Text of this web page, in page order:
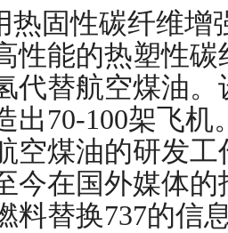
热固性碳纤维增
性能的热塑性
代替航空煤油
出70-100架飞
空煤油的研发
今在国外媒体
料替换737的信